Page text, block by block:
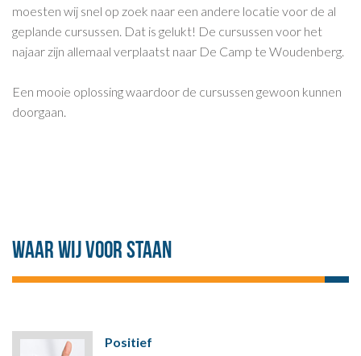
moesten wij snel op zoek naar een andere locatie voor de al
geplande cursussen. Dat is gelukt! De cursussen voor het
najaar zijn allemaal verplaatst naar De Camp te Woudenberg.
Een mooie oplossing waardoor de cursussen gewoon kunnen
doorgaan.
Waar wij voor staan
Positief